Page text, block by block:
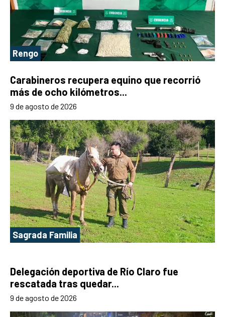
Rengo
Carabineros recupera equino que recorrió
más de ocho kilómetros...
9 de agosto de 2026
Sagrada Familia
Delegación deportiva de Río Claro fue
rescatada tras quedar...
9 de agosto de 2026